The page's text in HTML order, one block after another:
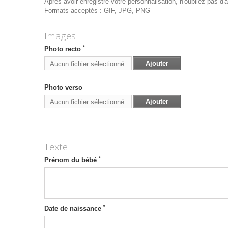
Formats acceptés : GIF, JPG, PNG
Images
Photo recto *
Aucun fichier sélectionné Ajouter
Photo verso
Aucun fichier sélectionné
Ajouter
Texte
Prénom du bébé *
Date de naissance *